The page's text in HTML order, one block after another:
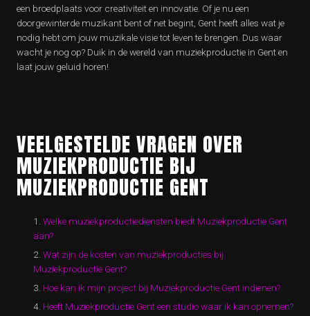
een broedplaats voor creativiteit en innovatie. Of je nu een
doorgewinterde muzikant bent of net begint, Gent heeft alles wat je
nodig hebt om jouw muzikale visie tot leven te brengen. Dus waar
wacht je nog op? Duik in de wereld van muziekproductie in Gent en
laat jouw geluid horen!
VEELGESTELDE VRAGEN OVER
MUZIEKPRODUCTIE BIJ
MUZIEKPRODUCTIE GENT
Welke muziekproductiediensten biedt Muziekproductie Gent
aan?
Wat zijn de kosten van muziekproducties bij
Muziekproductie Gent?
Hoe kan ik mijn project bij Muziekproductie Gent indienen?
Heeft Muziekproductie Gent een studio waar ik kan opnemen?